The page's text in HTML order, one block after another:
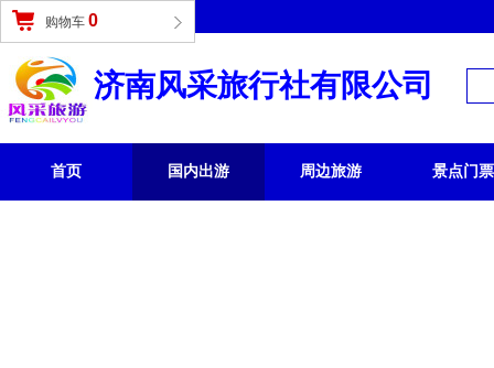
济南风采旅行社有限公司
购物车 0
登录 | 免费注册
首页 国内出游 周边旅游 景点门票